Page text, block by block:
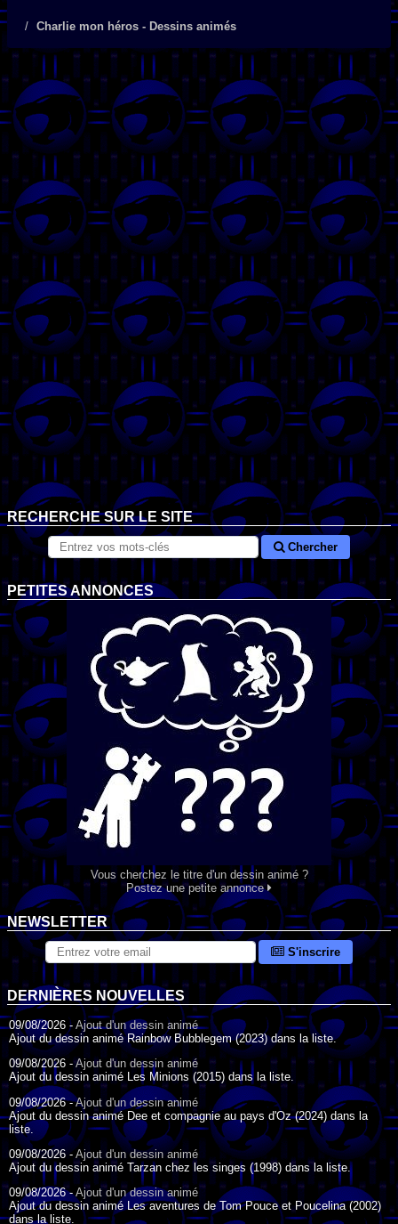
Charlie mon héros - Dessins animés
RECHERCHE SUR LE SITE
Chercher
PETITES ANNONCES
Vous cherchez le titre d'un dessin animé ?
Postez une petite annonce
NEWSLETTER
S'inscrire
DERNIÈRES NOUVELLES
09/08/2026 - Ajout d'un dessin animé
Ajout du dessin animé Rainbow Bubblegem (2023) dans la liste.
09/08/2026 -Ajout d'un dessin animé
Ajout du dessin animé Les Minions (2015) dans la liste.
09/08/2026 -Ajout d'un dessin animé
Ajout du dessin animé Dee et compagnie au pays d'Oz (2024) dans la
liste.
09/08/2026 -Ajout d'un dessin animé
Ajout du dessin animé Tarzan chez les singes (1998) dans la liste.
09/08/2026 -Ajout d'un dessin animé
Ajout du dessin animé Les aventures de Tom Pouce et Poucelina (2002)
dans la liste.